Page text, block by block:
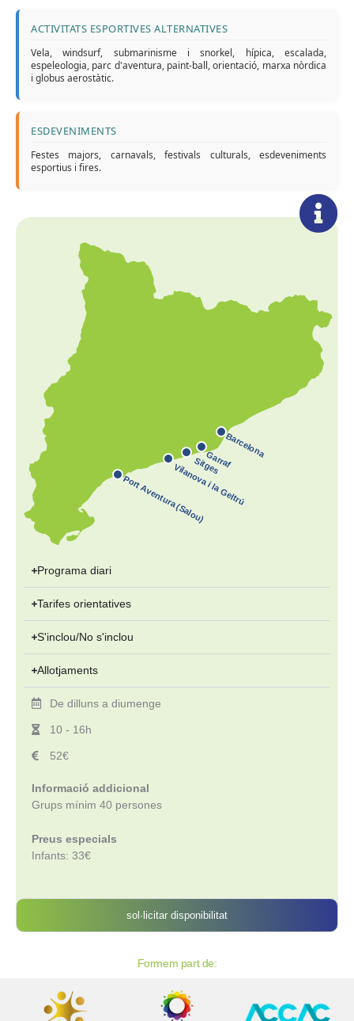
ACTIVITATS ESPORTIVES ALTERNATIVES
Vela, windsurf, submarinisme i snorkel, hípica, escalada,
espeleologia, parc d'aventura, paint-ball, orientació, marxa nòrdica
i globus aerostàtic.
ESDEVENIMENTS
Festes majors, carnavals, festivals culturals, esdeveniments
esportius i fires.
Port Aventura (Salou)Vilanova i la Geltrú
Sitges
Garraf
Barcelona
Programa diari
Tarifes orientatives
S'inclou/No s'inclou
Allotjaments
De dilluns a diumenge
10 - 16h
52€
Informació addicional
Grups mínim 40 persones
Preus especials
Infants: 33€
sol·licitar disponibilitat
Formem part de: